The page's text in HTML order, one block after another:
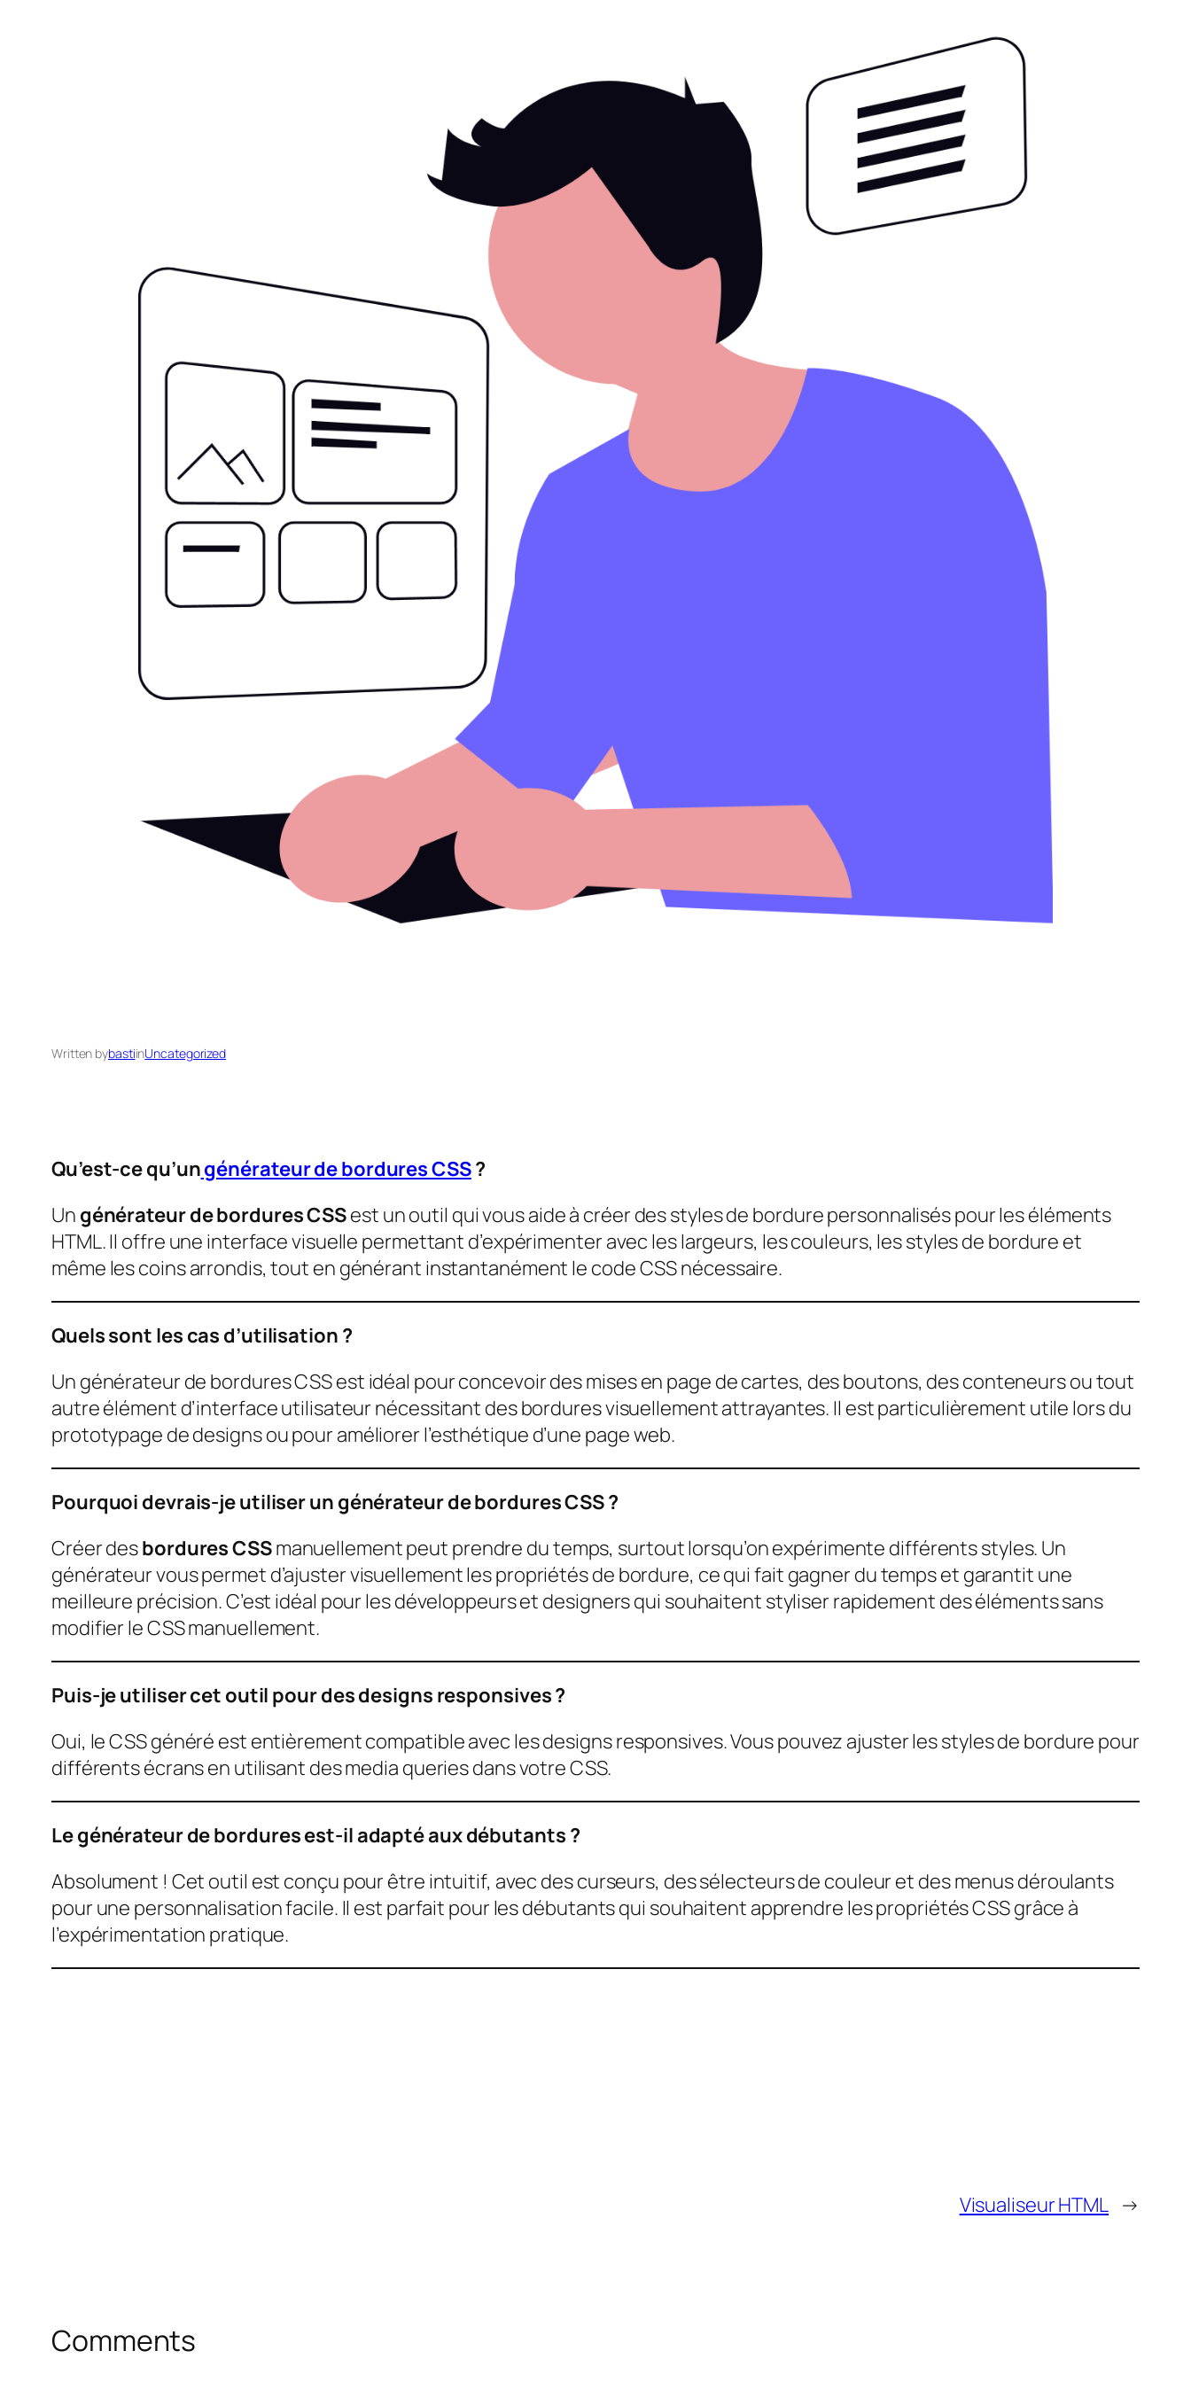
Written bybastiinUncategorized
Qu’est-ce qu’ungénérateur de bordures CSS?
Un générateur de bordures CSSest un outil qui vous aide à créer des styles de bordure personnalisés pour les éléments
HTML. Il offre une interface visuelle permettant d’expérimenter avec les largeurs, les couleurs, les styles de bordure et
même les coins arrondis, tout en générant instantanément le code CSS nécessaire.
Quels sont les cas d’utilisation ?
Un générateur de bordures CSS est idéal pour concevoir des mises en page de cartes, des boutons, des conteneurs ou tout
autre élément d’interface utilisateur nécessitant des bordures visuellement attrayantes. Il est particulièrement utile lors du
prototypage de designs ou pour améliorer l’esthétique d’une page web.
Pourquoi devrais-je utiliser un générateur de bordures CSS ?
Créer desbordures CSSmanuellement peut prendre du temps, surtout lorsqu’on expérimente différents styles. Un
générateur vous permet d’ajuster visuellement les propriétés de bordure, ce qui fait gagner du temps et garantit une
meilleure précision. C’est idéal pour les développeurs et designers qui souhaitent styliser rapidement des éléments sans
modifier le CSS manuellement.
Puis-je utiliser cet outil pour des designs responsives ?
Oui, le CSS généré est entièrement compatible avec les designs responsives. Vous pouvez ajuster les styles de bordure pour
différents écrans en utilisant des media queries dans votre CSS.
Le générateur de bordures est-il adapté aux débutants ?
Absolument ! Cet outil est conçu pour être intuitif, avec des curseurs, des sélecteurs de couleur et des menus déroulants
pour une personnalisation facile. Il est parfait pour les débutants qui souhaitent apprendre les propriétés CSS grâce à
l’expérimentation pratique.
Visualiseur HTML →
Comments